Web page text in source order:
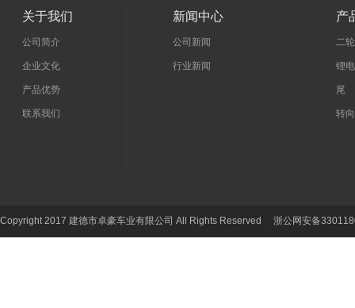
关于我们
公司简介
企业文化
产品优势
联系我们
新闻中心
公司新闻
行业新闻
产
二
锂
尾
转
Copyright 2017 建德市卓豪车业有限公司 All Rights Reserved 浙公网安备